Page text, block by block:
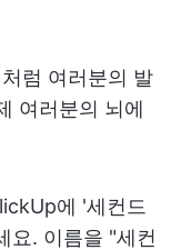
럼 여러분의 발
여러분의 뇌에
에 '세컨드
요. 이름을 "세컨